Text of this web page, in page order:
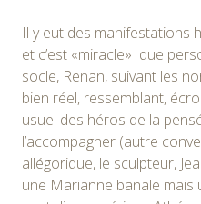
Il y eut des manifestations
et c’est «miracle» que
socle, Renan, suivant les
bien réel, ressemblant,
usuel des héros de la
l’accompagner (autre
allégorique, le sculpteur,
une Marianne banale mais